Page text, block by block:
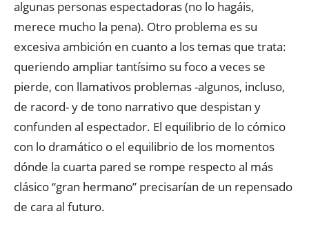
algunas personas espectadoras (no lo hagáis,
merece mucho la pena). Otro problema es su
excesiva ambición en cuanto a los temas que trata:
queriendo ampliar tantísimo su foco a veces se
pierde, con llamativos problemas -algunos, incluso,
de racord- y de tono narrativo que despistan y
confunden al espectador. El equilibrio de lo cómico
con lo dramático o el equilibrio de los momentos
dónde la cuarta pared se rompe respecto al más
clásico “gran hermano” precisarían de un repensado
de cara al futuro.